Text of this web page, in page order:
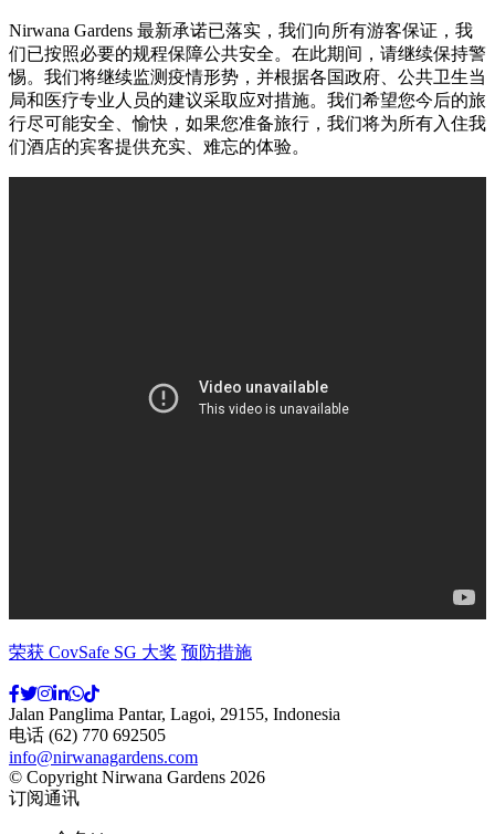
Nirwana Gardens 最新承诺已落实，我们向所有游客保证，我
们已按照必要的规程保障公共安全。在此期间，请继续保持警
惕。我们将继续监测疫情形势，并根据各国政府、公共卫生当
局和医疗专业人员的建议采取应对措施。我们希望您今后的旅
行尽可能安全、愉快，如果您准备旅行，我们将为所有入住我
们酒店的宾客提供充实、难忘的体验。
荣获 CovSafe SG 大奖 预防措施
Jalan Panglima Pantar, Lagoi, 29155, Indonesia
电话 (62) 770 692505
info@nirwanagardens.com
© Copyright Nirwana Gardens 2026
订阅通讯